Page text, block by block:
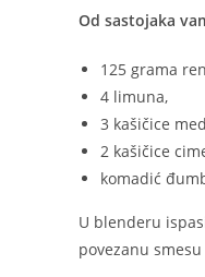
Od sastojaka
125 grama
4 limuna,
3 kašičice
2 kašičice
komadić
U blenderu
povezanu